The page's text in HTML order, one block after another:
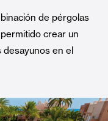
de pérgolas
crear un
desayunos en el